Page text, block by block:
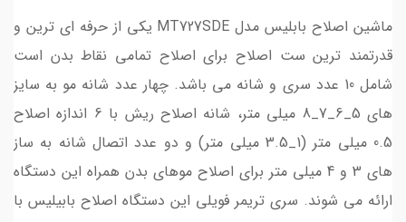
ماشین اصلاح بابلیس مدل MT727SDE یکی از حرفه ای ترین و
قدرتمند ترین ست اصلاح برای اصلاح تمامی نقاط بدن است
شامل 10 عدد سری و شانه می باشد. چهار عدد شانه مو به سایز
های 5_6_7_8 میلی متر، شانه اصلاح ریش با 6 اندازه اصلاح
0.5 میلی متر (1_3.5 میلی متر) و دو عدد اتصال شانه به ساز
های 3 و 4 میلی متر برای اصلاح موهای بدن همراه این دستگاه
ارائه می شوند. سری تریمر فویلی این دستگاه اصلاح بابیلیس با